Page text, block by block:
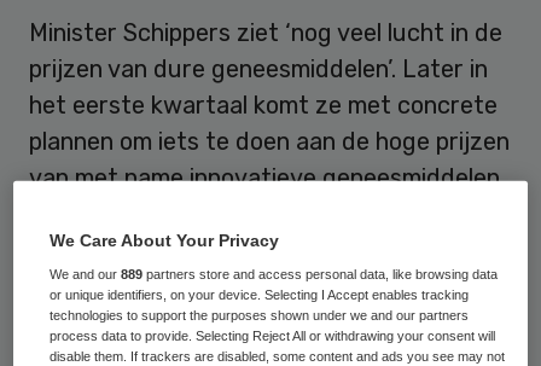
Minister Schippers ziet ‘nog veel lucht in de
prijzen van dure geneesmiddelen’. Later in
het eerste kwartaal komt ze met concrete
plannen om iets te doen aan de hoge prijzen
van met name innovatieve geneesmiddelen.
Dit blijkt uit antwoord van de minister op
vragen uit de Tweede Kamer. Aanleiding
voor de Kamervragen is een recent
onderzoek naar de beprijzing van dure
We Care About Your Privacy
We and our889 partners store and access personal data, like browsing data
or unique identifiers, on your device. Selecting I Accept enables tracking
technologies to support the purposes shown under we and our partners
process data to provide. Selecting Reject All or withdrawing your consent will
disable them. If trackers are disabled, some content and ads you see may not